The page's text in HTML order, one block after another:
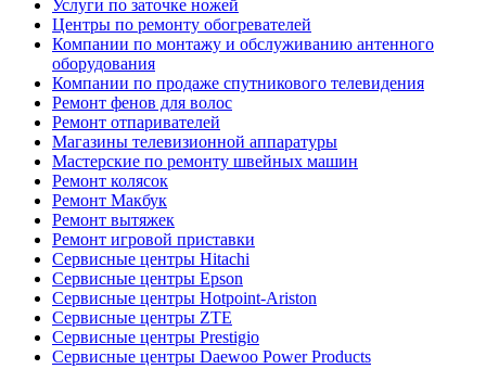
Услуги по заточке ножей
Центры по ремонту обогревателей
Компании по монтажу и обслуживанию антенного
оборудования
Компании по продаже спутникового телевидения
Ремонт фенов для волос
Ремонт отпаривателей
Магазины телевизионной аппаратуры
Мастерские по ремонту швейных машин
Ремонт колясок
Ремонт Макбук
Ремонт вытяжек
Ремонт игровой приставки
Сервисные центры Hitachi
Сервисные центры Epson
Сервисные центры Hotpoint-Ariston
Сервисные центры ZTE
Сервисные центры Prestigio
Сервисные центры Daewoo Power Products